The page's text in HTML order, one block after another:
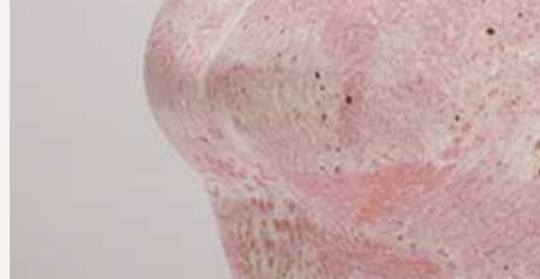
Production vidéo
Formation
Événements